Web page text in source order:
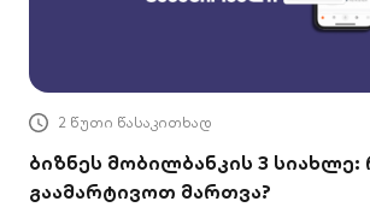
2 წუთი წასაკითხად
ბიზნეს მობილბანკის 3
გაამარტივოთ მართვა?